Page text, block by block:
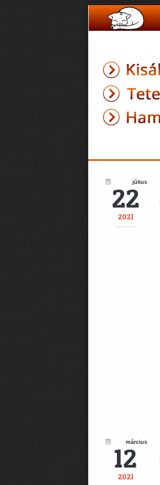
22
július
2021
12
március
2021